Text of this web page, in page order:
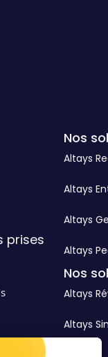
prises
Nos
Altays
Altays
Altays
Altays
Nos
Altays
Altays